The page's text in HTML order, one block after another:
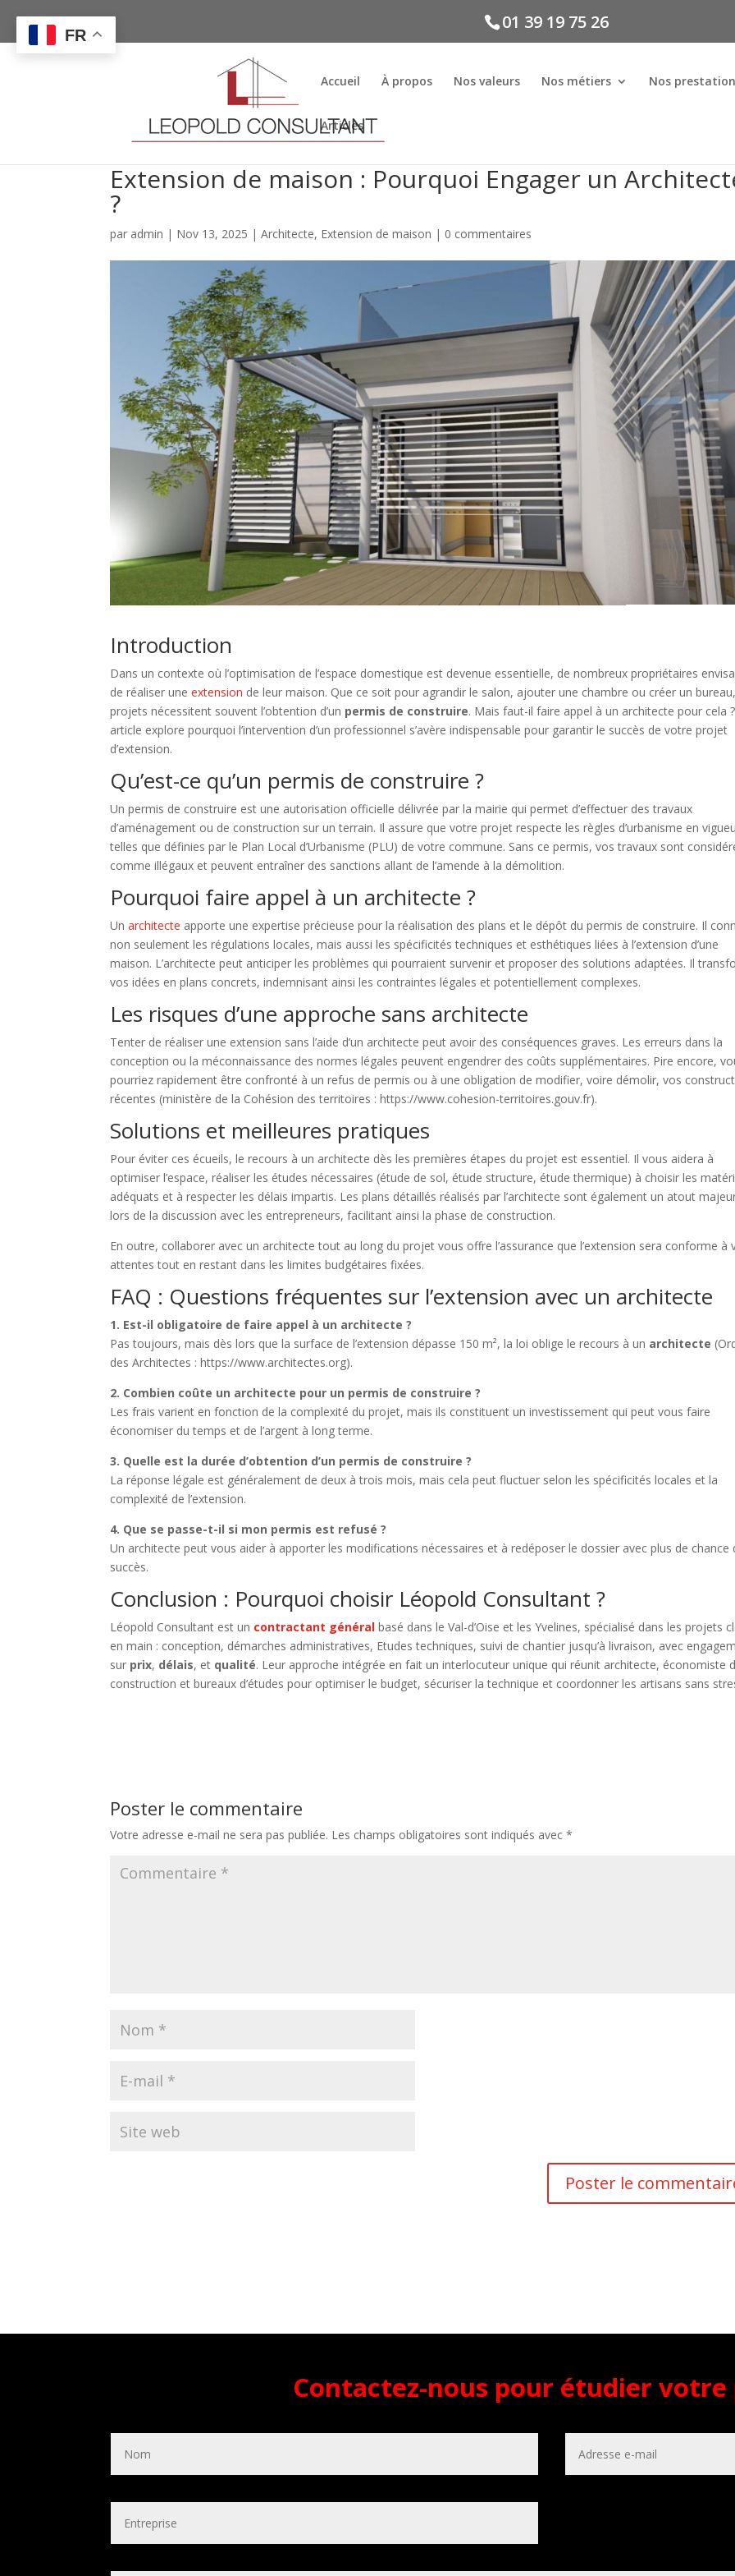
01 39 19 75 26
Accueil À propos Nos valeurs Nos métiers Nos
Articles
Extension de maison : Pourquoi Engager un
?
par admin | Nov 13, 2025 |Architecte, Extension de maison | 0 commentaires
Introduction
Dans un contexte où l’optimisation de l’espace domestique est devenue essentielle, de nombreux propriétaires
de réaliser uneextension de leur maison. Que ce soit pour agrandir le salon, ajouter une chambre ou créer un
projets nécessitent souvent l’obtention d’un permis de construire. Mais faut-il faire appel à un architecte pour cela
article explore pourquoi l’intervention d’un professionnel s’avère indispensable pour garantir le succès de votre projet
d’extension.
Qu’est-ce qu’un permis de construire ?
Un permis de construire est une autorisation officielle délivrée par la mairie qui permet d’effectuer des travaux
d’aménagement ou de construction sur un terrain. Il assure que votre projet respecte les règles d’urbanisme en
telles que définies par le Plan Local d’Urbanisme (PLU) de votre commune. Sans ce permis, vos travaux sont
comme illégaux et peuvent entraîner des sanctions allant de l’amende à la démolition.
Pourquoi faire appel à un architecte ?
Unarchitecte apporte une expertise précieuse pour la réalisation des plans et le dépôt du permis de construire. Il
non seulement les régulations locales, mais aussi les spécificités techniques et esthétiques liées à l’extension d’une
maison. L’architecte peut anticiper les problèmes qui pourraient survenir et proposer des solutions adaptées. Il
vos idées en plans concrets, indemnisant ainsi les contraintes légales et potentiellement complexes.
Les risques d’une approche sans architecte
Tenter de réaliser une extension sans l’aide d’un architecte peut avoir des conséquences graves. Les erreurs dans la
conception ou la méconnaissance des normes légales peuvent engendrer des coûts supplémentaires. Pire encore,
pourriez rapidement être confronté à un refus de permis ou à une obligation de modifier, voire démolir, vos
récentes (ministère de la Cohésion des territoires : https://www.cohesion-territoires.gouv.fr).
Solutions et meilleures pratiques
Pour éviter ces écueils, le recours à un architecte dès les premières étapes du projet est essentiel. Il vous aidera à
optimiser l’espace, réaliser les études nécessaires (étude de sol, étude structure, étude thermique) à choisir les
adéquats et à respecter les délais impartis. Les plans détaillés réalisés par l’architecte sont également un atout
lors de la discussion avec les entrepreneurs, facilitant ainsi la phase de construction.
En outre, collaborer avec un architecte tout au long du projet vous offre l’assurance que l’extension sera conforme à
attentes tout en restant dans les limites budgétaires fixées.
FAQ : Questions fréquentes sur l’extension avec un architecte
1. Est-il obligatoire de faire appel à un architecte ?
Pas toujours, mais dès lors que la surface de l’extension dépasse 150 m², la loi oblige le recours à un architecte
des Architectes : https://www.architectes.org).
2. Combien coûte un architecte pour un permis de construire ?
Les frais varient en fonction de la complexité du projet, mais ils constituent un investissement qui peut vous faire
économiser du temps et de l’argent à long terme.
3. Quelle est la durée d’obtention d’un permis de construire ?
La réponse légale est généralement de deux à trois mois, mais cela peut fluctuer selon les spécificités locales et la
complexité de l’extension.
4. Que se passe-t-il si mon permis est refusé ?
Un architecte peut vous aider à apporter les modifications nécessaires et à redéposer le dossier avec plus de chance
succès.
Conclusion : Pourquoi choisir Léopold Consultant ?
Léopold Consultant est un contractant général basé dans le Val-d’Oise et les Yvelines, spécialisé dans les projets
en main : conception, démarches administratives, Etudes techniques, suivi de chantier jusqu’à livraison, avec
sur prix, délais, et qualité. Leur approche intégrée en fait un interlocuteur unique qui réunit architecte, économiste
construction et bureaux d’études pour optimiser le budget, sécuriser la technique et coordonner les artisans sans
Poster le commentaire
Votre adresse e-mail ne sera pas publiée. Les champs obligatoires sont indiqués avec*
Contactez-nous pour étudier
FR